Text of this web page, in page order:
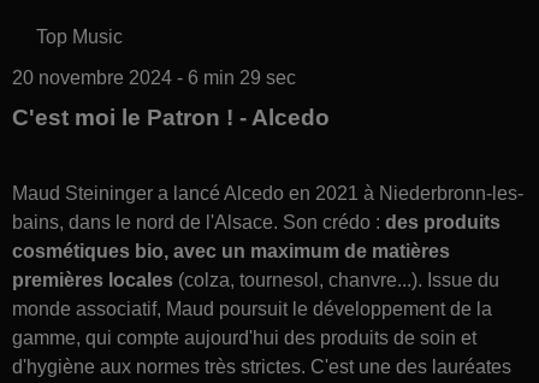
Top Music
20 novembre 2024 - 6 min 29 sec
C'est moi le Patron ! - Alcedo
Maud Steininger a lancé Alcedo en 2021 à Niederbronn-les-
bains, dans le nord de l'Alsace. Son crédo : des produits
cosmétiques bio, avec un maximum de matières
premières locales (colza, tournesol, chanvre...). Issue du
monde associatif, Maud poursuit le développement de la
gamme, qui compte aujourd'hui des produits de soin et
d'hygiène aux normes très strictes. C'est une des lauréates